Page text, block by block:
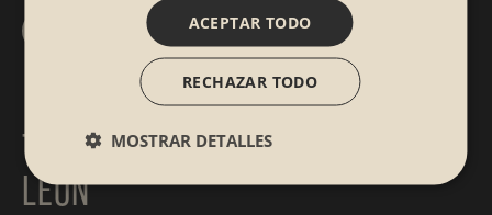
¿A qué esperas para reservar en Sibuya?
TU OPCIÓN PARA COMER SUSHI EN
LEÓN
ACEPTAR TODO
RECHAZAR TODO
MOSTRAR DETALLES